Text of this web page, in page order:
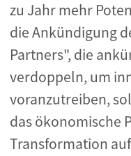
zu Jahr mehr
die Ankündigung
Partners", die
verdoppeln, um
voranzutreiben,
das ökonomische
Transformation